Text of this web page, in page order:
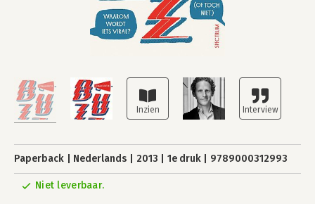
Paperback Nederlands 2013 1e druk 9789000312993
Niet leverbaar.